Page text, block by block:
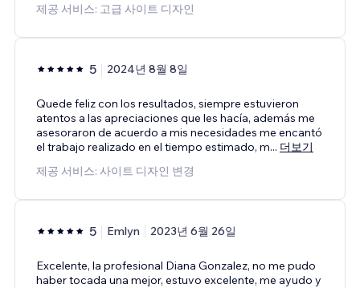
제공 서비스: 고급 사이트 디자인
5 2024년 8월 8일
Quede feliz con los resultados, siempre estuvieron
atentos a las apreciaciones que les hacía, además me
asesoraron de acuerdo a mis necesidades me encantó
el trabajo realizado en el tiempo estimado, m... 더보기
제공 서비스: 사이트 디자인 변경
5 Emlyn 2023년 6월 26일
Excelente, la profesional Diana Gonzalez, no me pudo
haber tocada una mejor, estuvo excelente, me ayudo y